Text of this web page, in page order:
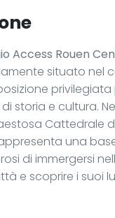
Access Rouen
situato nel
storia e cultura.
Cattedrale
una
di immergersi
e scoprire i suoi